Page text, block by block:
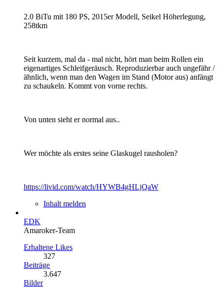
2.0 BiTu mit 180 PS, 2015er Modell, Seikel Höherlegung,
258tkm
Seit kurzem, mal da - mal nicht, hört man beim Rollen ein
eigenartiges Schleifgeräusch. Reproduzierbar auch ungefähr /
ähnlich, wenn man den Wagen im Stand (Motor aus) anfängt
zu schaukeln. Kommt von vorne rechts.
Von unten sieht er normal aus..
Wer möchte als erstes seine Glaskugel rausholen?
https://livid.com/watch/HYWB4gHLjQaW
Inhalt melden
EDK
Amaroker-Team
Erhaltene Likes
327
Beiträge
3.647
Bilder